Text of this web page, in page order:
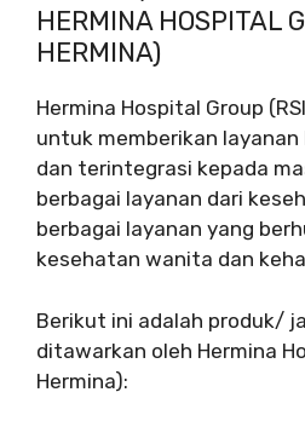
HERMINA HOSPITAL
HERMINA)
Hermina Hospital Group
untuk memberikan
dan terintegrasi kepada
berbagai layanan dari
berbagai layanan yang
kesehatan wanita dan
Berikut ini adalah produk/
ditawarkan oleh Hermina
Hermina):